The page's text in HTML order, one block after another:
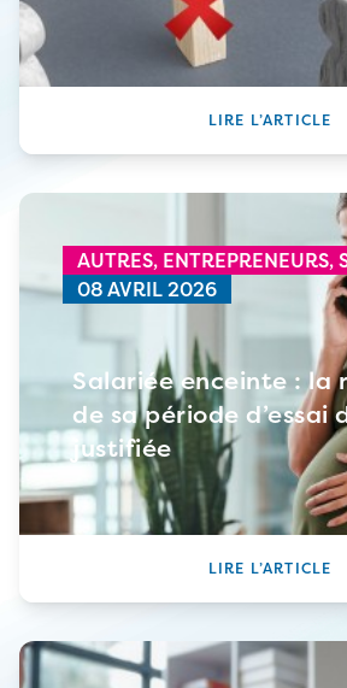
LIRE L’ARTICLE
AUTRES, ENTREPRENEURS,
08 AVRIL 2026
Salariée enceinte : la
de sa période d’essai
justifiée
LIRE L’ARTICLE